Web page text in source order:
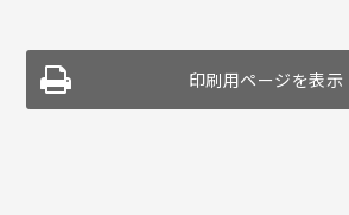
印刷用ページを表示